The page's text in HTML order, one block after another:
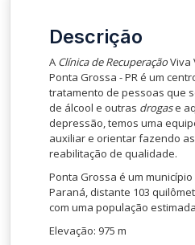
Descrição
A Clínica de RecuperaçãoViva
Ponta Grossa - PR é um
tratamento de pessoas que
de álcool e outras drogase
depressão, temos uma
auxiliar e orientar fazendo
reabilitação de qualidade.
Ponta Grossa é um
Paraná, distante 103
com uma população
Elevação: 975 m